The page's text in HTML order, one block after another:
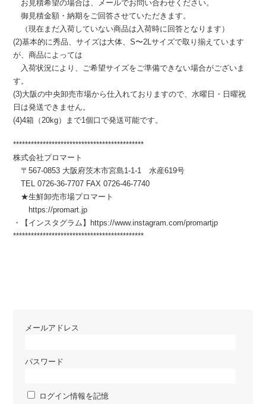
お見積希望の場合は、メールでお問い合わせください。
御見積金額・納期をご回答させていただきます。
（現在まだ入荷していない商品は入荷時に回答となります）
(2)基本的に秀品、サイズは大体、S〜2Lサイズで取り揃えています
が、商品によっては
入荷状況により、ご希望サイズをご準備できない場合がございま
す。
(3)大阪の中央卸売市場から仕入れておりますので、水曜日・日曜祝
日は発送できません。
(4)4箱（20kg）まで1個口で発送可能です。
********************************************
株式会社プロマート
〒567-0853 大阪府茨木市宮島1-1-1 水産619号
TEL 0726-36-7707 FAX 0726-46-7740
★生鮮卸売市場プロマート
https://promart.jp
・【インスタグラム】https://www.instagram.com/promartjp
********************************************
メールアドレス
パスワード
ログイン情報を記憶